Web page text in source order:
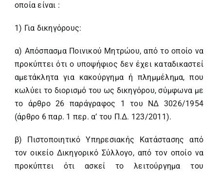
οποία είναι :
1) Για δικηγόρους:
α) Απόσπασμα Ποινικού Μητρώου, από το οποίο να
προκύπτει ότι ο υποψήφιος δεν έχει καταδικαστεί
αμετάκλητα για κακούργημα ή πλημμέλημα, που
κωλύει το διορισμό του ως δικηγόρου, σύμφωνα με
το άρθρο 26 παράγραφος 1 του ΝΔ 3026/1954
(άρθρο 6 παρ. 1 περ. α’ του Π.Δ. 123/2011).
β) Πιστοποιητικό Υπηρεσιακής Κατάστασης από
τον οικείο Δικηγορικό Σύλλογο, από τον οποίο να
προκύπτει ότι ασκεί το λειτούργημα του